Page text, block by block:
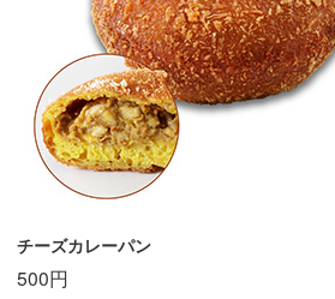
チーズカレーパン
500円